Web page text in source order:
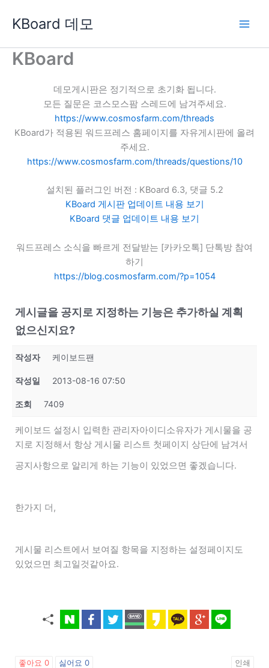
로
KBoard 데모
KBoard
데모게시판은 정기적으로 초기화 됩니다.
모든 질문은 코스모스팜 스레드에 남겨주세요.
https://www.cosmosfarm.com/threads
KBoard가 적용된 워드프레스 홈페이지를 자유게시판에 올려
주세요.
https://www.cosmosfarm.com/threads/questions/10
설치된 플러그인 버전 : KBoard 6.3, 댓글 5.2
KBoard 게시판 업데이트 내용 보기
KBoard 댓글 업데이트 내용 보기
워드프레스 소식을 빠르게 전달받는 [카카오톡] 단톡방 참여
하기
https://blog.cosmosfarm.com/?p=1054
게시글을 공지로 지정하는 기능은 추가하실 계획
없으신지요?
작성자 케이보드팬
작성일 2013-08-16 07:50
조회 7409
케이보드 설정시 입력한 관리자아이디소유자가 게시물을 공
지로 지정해서 항상 게시물 리스트 첫페이지 상단에 남겨서
공지사항으로 알리게 하는 기능이 있었으면 좋겠습니다.
한가지 더,
게시물 리스트에서 보여질 항목을 지정하는 설정페이지도
있었으면 최고일것같아요.
좋아요 0 싫어요 0 인쇄